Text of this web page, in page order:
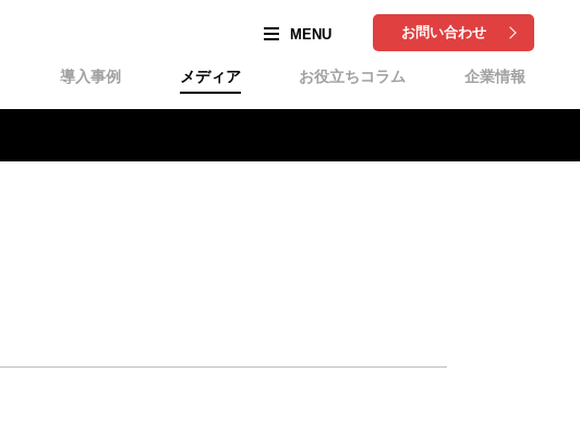
お問い合わせ
導入事例 メディア お役立ちコラム 企業情報